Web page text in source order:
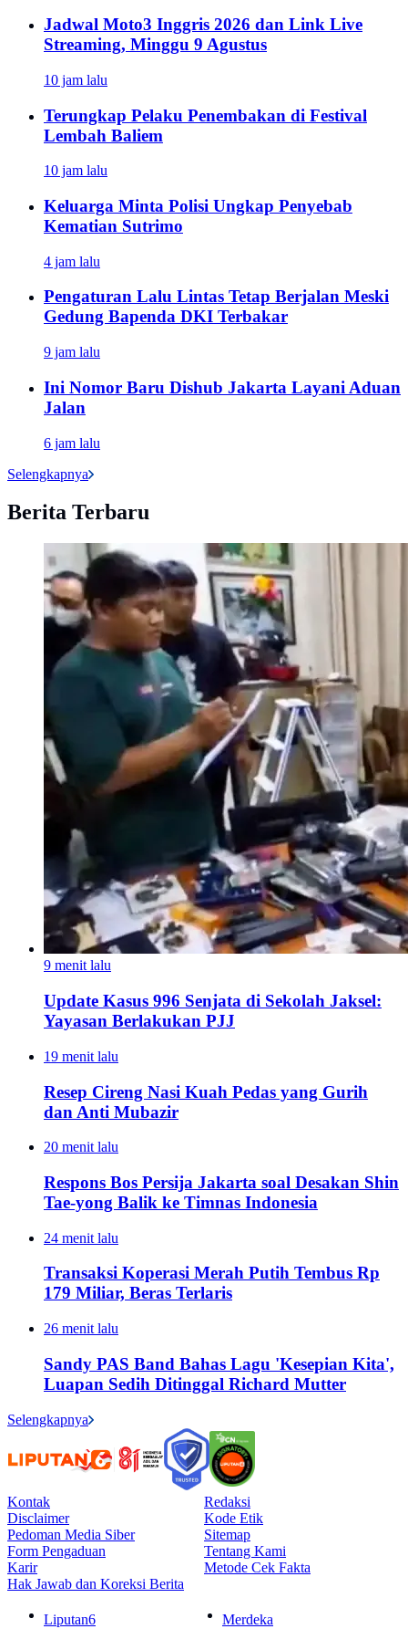
Jadwal Moto3 Inggris 2026 dan Link Live
Streaming, Minggu 9 Agustus
10 jam lalu
Terungkap Pelaku Penembakan di Festival
Lembah Baliem
10 jam lalu
Keluarga Minta Polisi Ungkap Penyebab
Kematian Sutrimo
4 jam lalu
Pengaturan Lalu Lintas Tetap Berjalan Meski
Gedung Bapenda DKI Terbakar
9 jam lalu
Ini Nomor Baru Dishub Jakarta Layani Aduan
Jalan
6 jam lalu
Selengkapnya
Berita Terbaru
9 menit lalu
Update Kasus 996 Senjata di Sekolah Jaksel:
Yayasan Berlakukan PJJ
19 menit lalu
Resep Cireng Nasi Kuah Pedas yang Gurih
dan Anti Mubazir
20 menit lalu
Respons Bos Persija Jakarta soal Desakan Shin
Tae-yong Balik ke Timnas Indonesia
24 menit lalu
Transaksi Koperasi Merah Putih Tembus Rp
179 Miliar, Beras Terlaris
26 menit lalu
Sandy PAS Band Bahas Lagu 'Kesepian Kita',
Luapan Sedih Ditinggal Richard Mutter
Selengkapnya
Kontak
Redaksi
Disclaimer
Kode Etik
Pedoman Media Siber
Sitemap
Form Pengaduan
Tentang Kami
Karir
Metode Cek Fakta
Hak Jawab dan Koreksi Berita
Liputan6 Merdeka